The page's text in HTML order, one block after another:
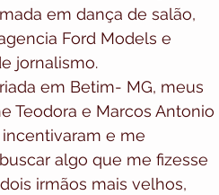
em dança de salão,
Ford Models e
jornalismo.
em Betim- MG, meus
Teodora e Marcos Antonio
e me
algo que me fizesse
irmãos mais velhos,